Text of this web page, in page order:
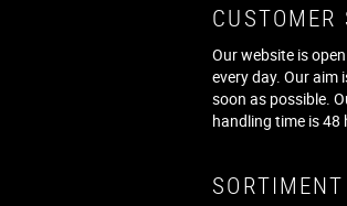
CUSTOMER
Our website is
every day. Our aim
soon as possible.
handling time is 48
SORTIMENT